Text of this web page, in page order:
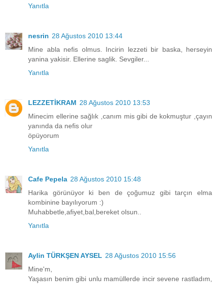
Yanıtla
nesrin 28 Ağustos 2010 13:44
Mine abla nefis olmus. Incirin lezzeti bir baska, herseyin
yanina yakisir. Ellerine saglik. Sevgiler...
Yanıtla
LEZZETİKRAM 28 Ağustos 2010 13:53
Minecim ellerine sağlık ,canım mis gibi de kokmuştur ,çayın
yanında da nefis olur
öpüyorum
Yanıtla
Cafe Pepela 28 Ağustos 2010 15:48
Harika görünüyor ki ben de çoğumuz gibi tarçın elma
kombinine bayılıyorum :)
Muhabbetle,afiyet,bal,bereket olsun..
Yanıtla
Aylin TÜRKŞEN AYSEL 28 Ağustos 2010 15:56
Mine'm,
Yaşasın benim gibi unlu mamüllerde incir sevene rastladım,